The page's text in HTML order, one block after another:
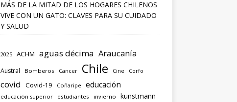
MÁS DE LA MITAD DE LOS HOGARES CHILENOS
VIVE CON UN GATO: CLAVES PARA SU CUIDADO
Y SALUD
2025 ACHM aguas décima Araucanía
Austral Bomberos Cancer Chile Cine Corfo
covid Covid-19 Coñaripe educación
educación superior estudiantes invierno kunstmann